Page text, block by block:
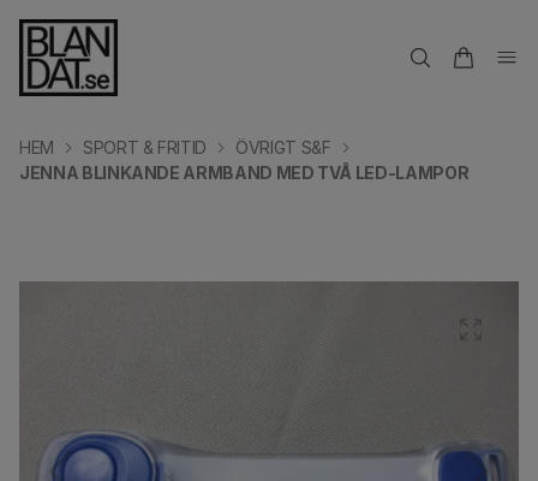
HEM SPORT & FRITID
ÖVRIGT S&F
JENNA BLINKANDE ARMBAND MED TVÅ LED-LAMPOR